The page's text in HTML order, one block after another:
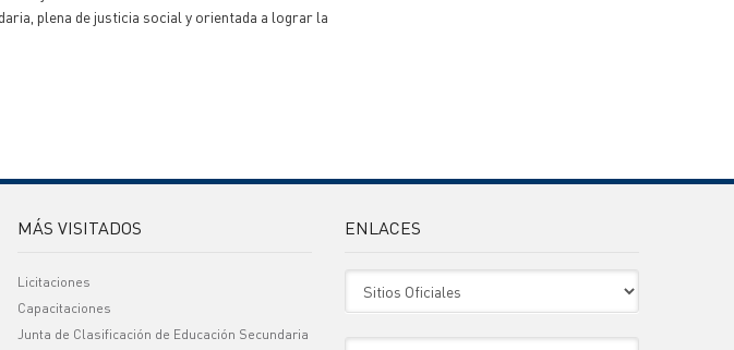
plena de justicia social y orientada a lograr la
MÁS VISITADOS
Licitaciones
Capacitaciones
Junta de Clasificación de Educación Secundaria
ENLACES